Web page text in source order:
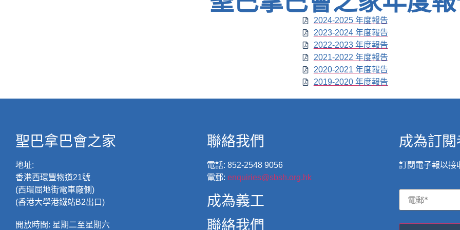
2024-2025 年度報告
2023-2024 年度報告
2022-2023 年度報告
2021-2022 年度報告
2020-2021 年度報告
2019-2020 年度報告
聖巴拿巴會之家
地址:
香港西環豐物道21號
(西環屈地街電車廠側)
(香港大學港鐵站B2出口)
開放時間: 星期二至星期六
聯絡我們
電話: 852-2548 9056
電郵: enquiries@sbsh.org.hk
成為義工
聯絡我們
成為訂閱
訂閱電子報以接